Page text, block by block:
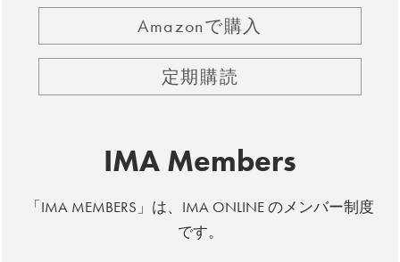
Amazonで購入
定期購読
IMA Members
「IMA MEMBERS」は、IMA ONLINE のメンバー制度
です。